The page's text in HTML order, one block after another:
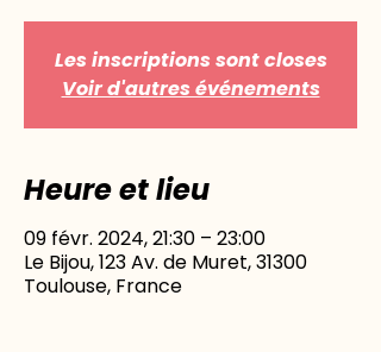
Les inscriptions sont closes
Voir d'autres événements
Heure et lieu
09 févr. 2024, 21:30 – 23:00
Le Bijou, 123 Av. de Muret, 31300
Toulouse, France